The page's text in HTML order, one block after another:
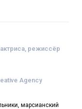
режиссёр
Agency
марсианский